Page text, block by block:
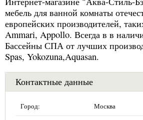
мебель для ванной комнаты
европейских производителей,
Ammari, Appollo. Всегда в в
Бассейны СПА от лучших
Spas, Yokozuna,Aquasan.
Контактные данные
Город: Москва